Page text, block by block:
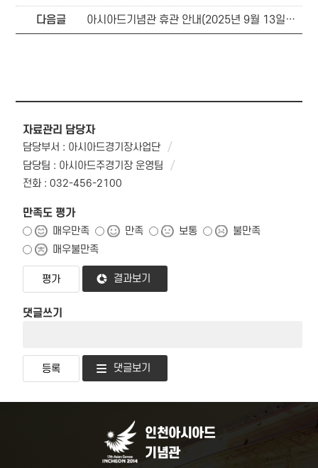
다음글 아시아드기념관 휴관 안내(2025년 9월 13일 , 9월 14일)
자료관리 담당자
담당부서 : 아시아드경기장사업단
담당팀 : 아시아드주경기장 운영팀
전화 : 032-456-2100
만족도 평가
매우만족 만족 보통
불만족
매우불만족
결과보기
댓글쓰기
댓글보기
인천아시아드
기념관